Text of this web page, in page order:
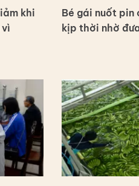
khi
Bé gái nuốt pin
kịp thời nhờ